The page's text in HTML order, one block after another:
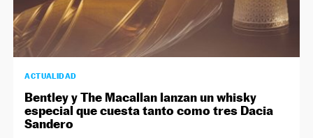
ACTUALIDAD
Bentley y The Macallan lanzan un whisky
especial que cuesta tanto como tres Dacia
Sandero